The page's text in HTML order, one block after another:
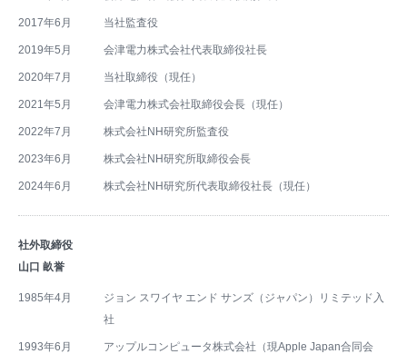
2017年6月 当社監査役
2019年5月 会津電力株式会社代表取締役社長
2020年7月 当社取締役（現任）
2021年5月 会津電力株式会社取締役会長（現任）
2022年7月 株式会社NH研究所監査役
2023年6月 株式会社NH研究所取締役会長
2024年6月 株式会社NH研究所代表取締役社長（現任）
社外取締役
山口 畝誉
1985年4月
ジョン スワイヤ エンド サンズ（ジャパン）リミテッド入
社
1993年6月
アップルコンピュータ株式会社（現Apple Japan合同会